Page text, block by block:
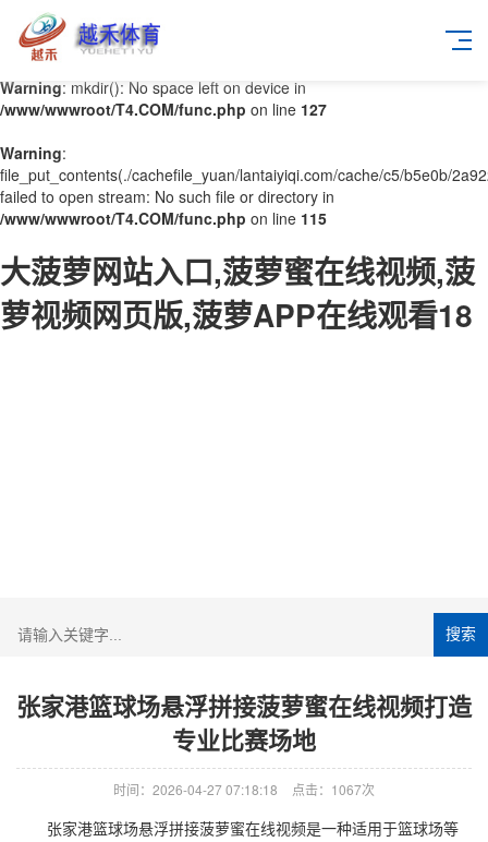
Warning: mkdir(): No space left on device in
/www/wwwroot/T4.COM/func.php on line 127
Warning:
file_put_contents(./cachefile_yuan/lantaiyiqi.com/cache/c5/b5e0b/
failed to open stream: No such file or directory in
/www/wwwroot/T4.COM/func.php on line 115
大菠萝网站入口,菠萝蜜在线视频,菠
萝视频网页版,菠萝APP在线观看18
搜索
张家港篮球场悬浮拼接菠萝蜜在线视频打造
专业比赛场地
时间：2026-04-27 07:18:18 点击：1067次
张家港篮球场悬浮拼接菠萝蜜在线视频是一种适用于篮球场等